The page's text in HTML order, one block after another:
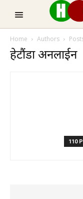
चुरीयामाइमा
Home Authors
हेटौंडा अनलाईन
110